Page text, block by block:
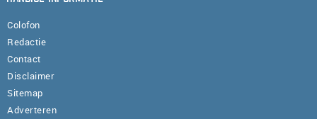
Colofon
Redactie
Contact
Disclaimer
Sitemap
Adverteren